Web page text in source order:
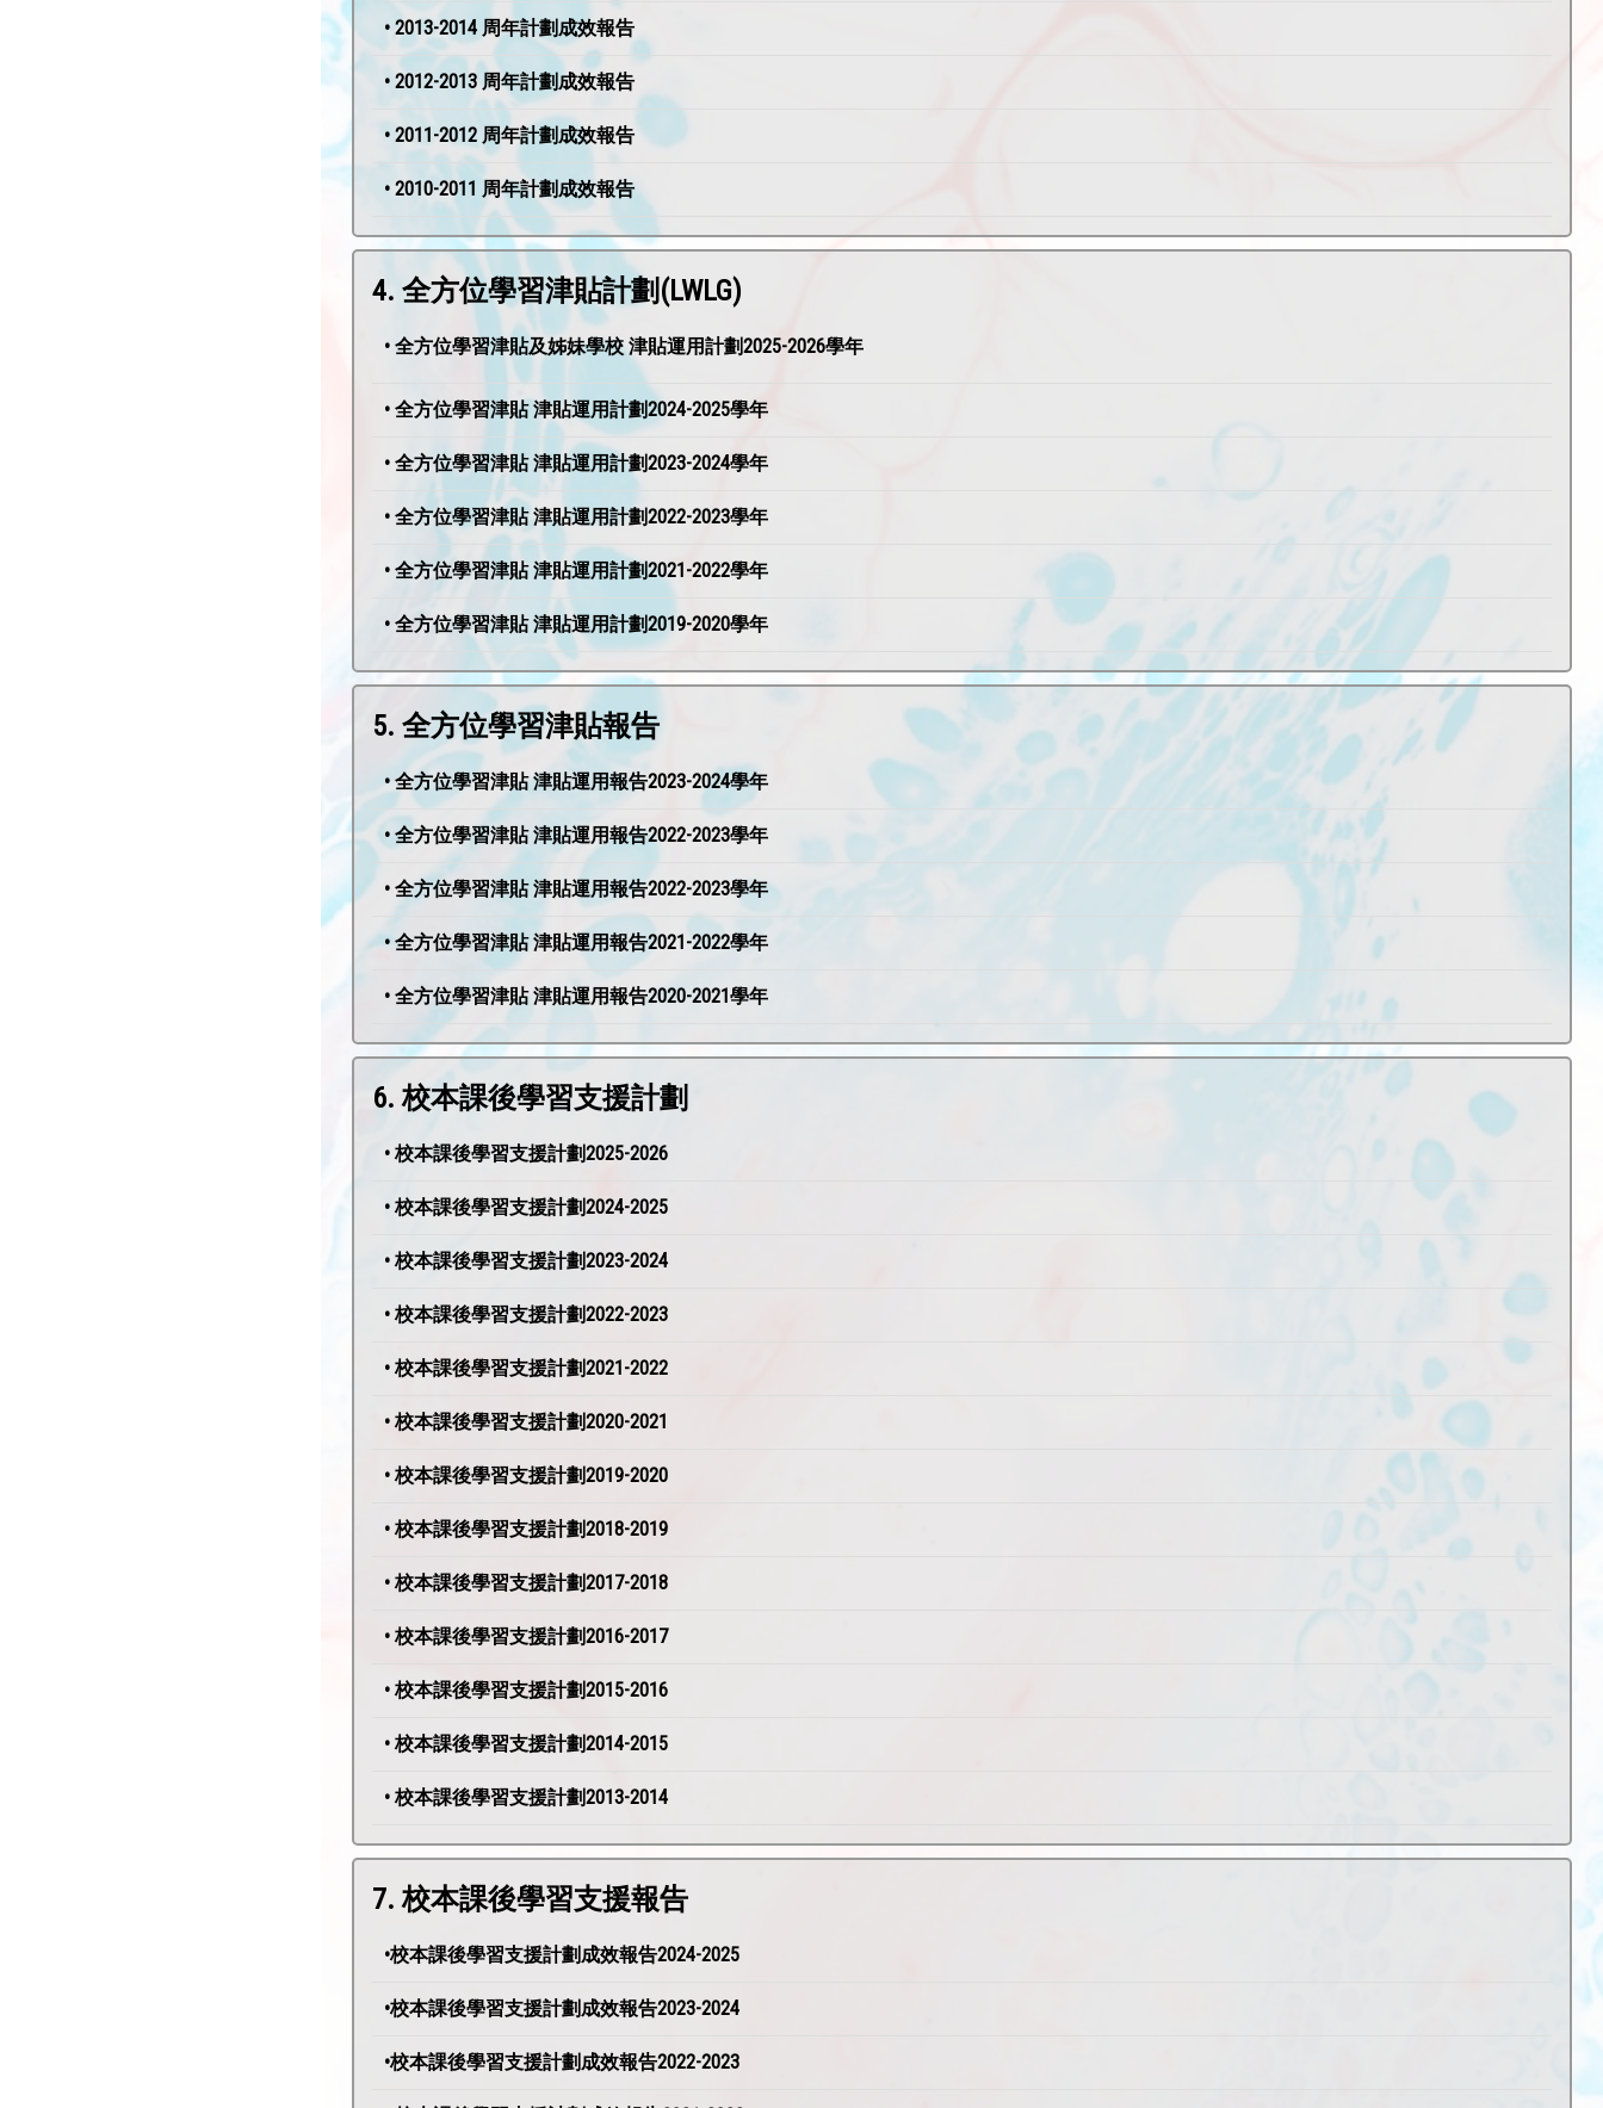
• 2013-2014 周年計劃成效報告
• 2012-2013 周年計劃成效報告
• 2011-2012 周年計劃成效報告
• 2010-2011 周年計劃成效報告
4. 全方位學習津貼計劃(LWLG)
• 全方位學習津貼及姊妹學校 津貼運用計劃2025-2026學年
• 全方位學習津貼 津貼運用計劃2024-2025學年
• 全方位學習津貼 津貼運用計劃2023-2024學年
• 全方位學習津貼 津貼運用計劃2022-2023學年
• 全方位學習津貼 津貼運用計劃2021-2022學年
• 全方位學習津貼 津貼運用計劃2019-2020學年
5. 全方位學習津貼報告
• 全方位學習津貼 津貼運用報告2023-2024學年
• 全方位學習津貼 津貼運用報告2022-2023學年
• 全方位學習津貼 津貼運用報告2022-2023學年
• 全方位學習津貼 津貼運用報告2021-2022學年
• 全方位學習津貼 津貼運用報告2020-2021學年
6. 校本課後學習支援計劃
• 校本課後學習支援計劃2025-2026
• 校本課後學習支援計劃2024-2025
• 校本課後學習支援計劃2023-2024
• 校本課後學習支援計劃2022-2023
• 校本課後學習支援計劃2021-2022
• 校本課後學習支援計劃2020-2021
• 校本課後學習支援計劃2019-2020
• 校本課後學習支援計劃2018-2019
• 校本課後學習支援計劃2017-2018
• 校本課後學習支援計劃2016-2017
• 校本課後學習支援計劃2015-2016
• 校本課後學習支援計劃2014-2015
• 校本課後學習支援計劃2013-2014
7. 校本課後學習支援報告
•校本課後學習支援計劃成效報告2024-2025
•校本課後學習支援計劃成效報告2023-2024
•校本課後學習支援計劃成效報告2022-2023